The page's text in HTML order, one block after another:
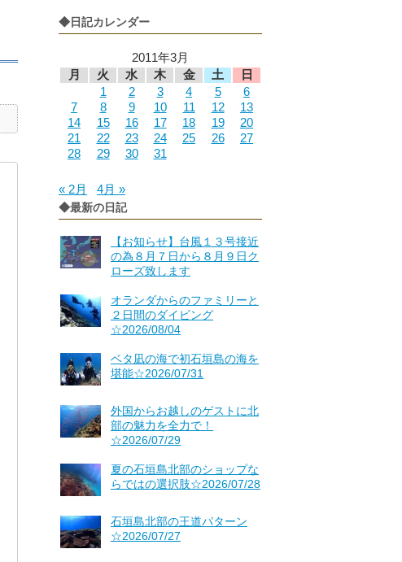
◆日記カレンダー
2011年3月
月
火 水 木 金 土
日
1
2 3 4 5
6
7
8 9 10 11 12
13
14
15 16 17 18 19
20
21
22 23 24 25 26
27
28
29 30 31
« 2月 4月 »
◆最新の日記
【お知らせ】台風１３号接近
の為８月７日から８月９日ク
ローズ致します
オランダからのファミリーと
２日間のダイビング
☆2026/08/04
ベタ凪の海で初石垣島の海を
堪能☆2026/07/31
外国からお越しのゲストに北
部の魅力を全力で！
☆2026/07/29
夏の石垣島北部のショップな
らではの選択肢☆2026/07/28
石垣島北部の王道パターン
☆2026/07/27